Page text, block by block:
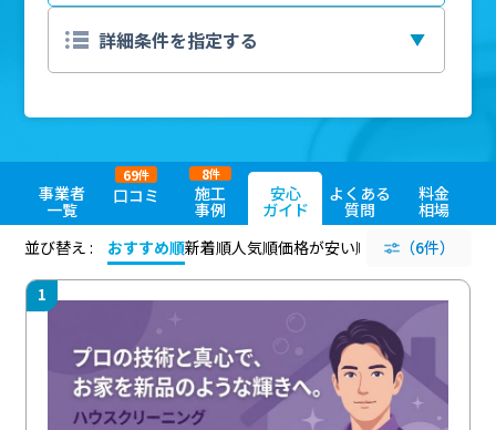
事業者
一覧
口コミ
69件
施工
事例
8件
安心
ガイド
よくある
質問
料金
相場
並び替え :
おすすめ順新着順人気順価格が安い順 評価が高い順
（6件）
1